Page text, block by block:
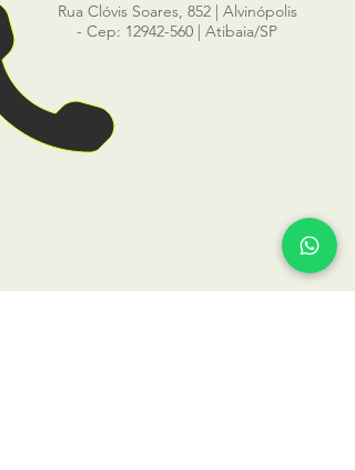
Rua Clóvis Soares, 852 | Alvinópolis
- Cep: 12942-560 | Atibaia/SP